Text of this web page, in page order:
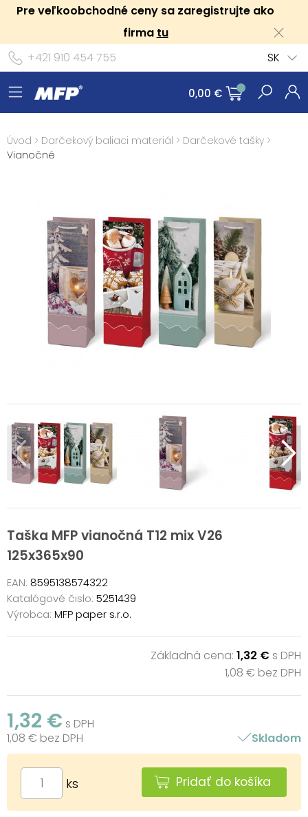
Pre veľkoobchodné ceny sa zaregistrujte ako
firma tu
+421 910 454 755
SK
0,00 €
Úvod > Darčekový baliaci materiál > Darčekové tašky >
Vianočné
Taška MFP vianočná T12 mix V26
125x365x90
EAN: 8595138574322
Katalógové čislo: 5251439
Výrobca: MFP paper s.r.o.
Základná cena: 1,32 € s DPH
1,08 € bez DPH
1,32 € s DPH
1,08 € bez DPH
Skladom
ks Pridať do košíka